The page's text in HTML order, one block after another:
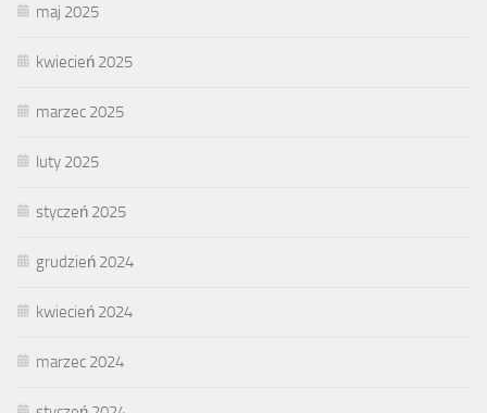
maj 2025
kwiecień 2025
marzec 2025
luty 2025
styczeń 2025
grudzień 2024
kwiecień 2024
marzec 2024